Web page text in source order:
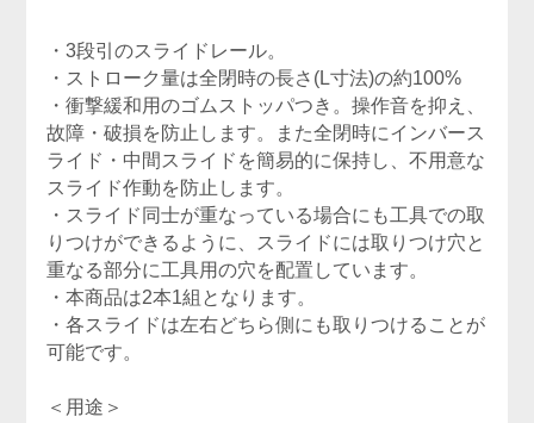
・3段引のスライドレール。
・ストローク量は全閉時の長さ(L寸法)の約100%
・衝撃緩和用のゴムストッパつき。操作音を抑え、
故障・破損を防止します。また全閉時にインバース
ライド・中間スライドを簡易的に保持し、不用意な
スライド作動を防止します。
・スライド同士が重なっている場合にも工具での取
りつけができるように、スライドには取りつけ穴と
重なる部分に工具用の穴を配置しています。
・本商品は2本1組となります。
・各スライドは左右どちら側にも取りつけることが
可能です。
＜用途＞